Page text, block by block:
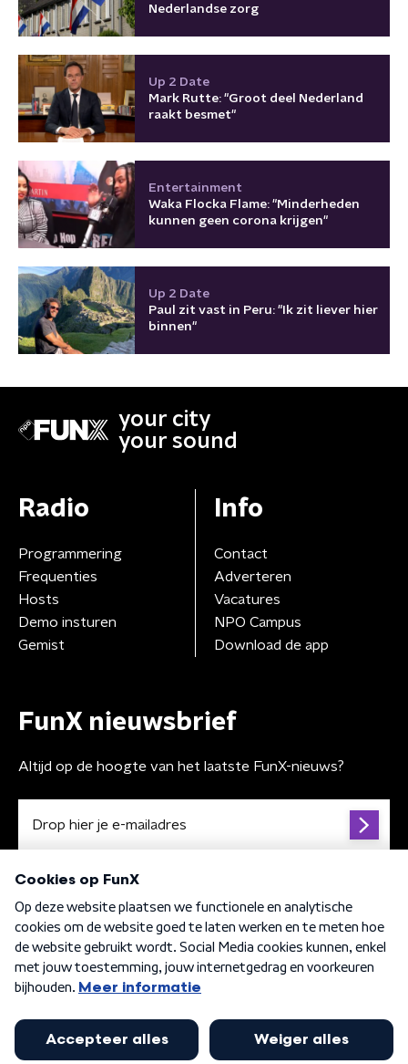
Nederlandse zorg
Up 2 Date
Mark Rutte: "Groot deel Nederland
raakt besmet"
Entertainment
Waka Flocka Flame: "Minderheden
kunnen geen corona krijgen"
Up 2 Date
Paul zit vast in Peru: "Ik zit liever hier
binnen"
your city
your sound
Radio
Programmering
Frequenties
Hosts
Demo insturen
Gemist
Info
Contact
Adverteren
Vacatures
NPO Campus
Download de app
FunX nieuwsbrief
Altijd op de hoogte van het laatste FunX-nieuws?
Algemene voorwaarden Privacybeleid